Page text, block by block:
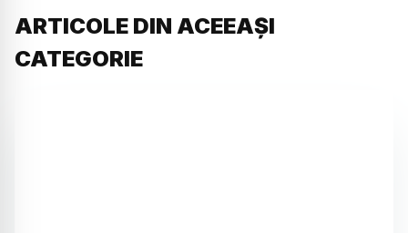
ARTICOLE DIN ACEEAȘI
CATEGORIE